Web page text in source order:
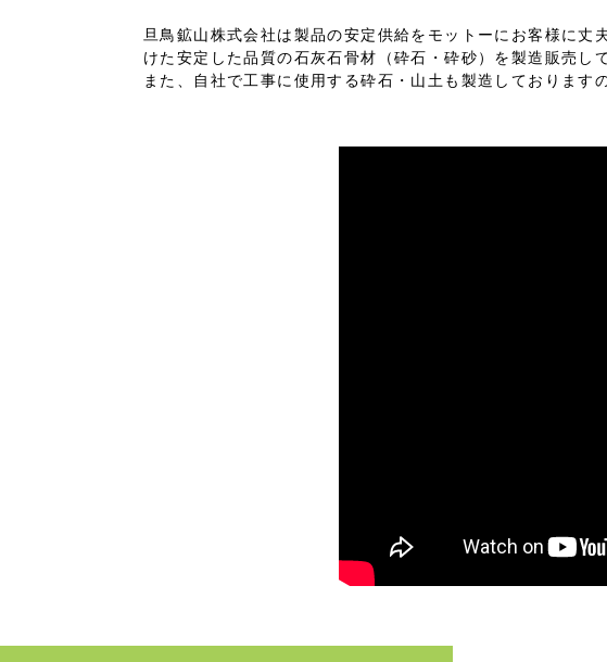
旦鳥鉱山株式会社は製品の安定供給をモットーにお客様に
けた安定した品質の石灰石骨材（砕石・砕砂）を製造販売し
また、自社で工事に使用する砕石・山土も製造しておりま